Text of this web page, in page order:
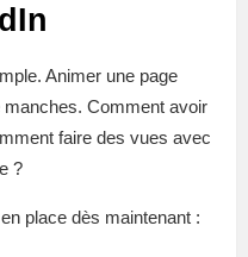
Animer une page
manches. Comment avoir
faire des vues avec
?
place dès maintenant :